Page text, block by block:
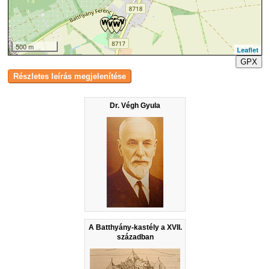
Dr. Végh Gyula
A Batthyány-kastély a XVII.
században
500 m
Leaflet
GPX